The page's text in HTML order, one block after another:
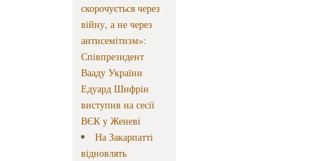
скорочується через
війну, а не через
антисемітизм»:
Співпрезидент
Вааду України
Едуард Шифрін
виступив на сесії
ВЄК у Женеві
На Закарпатті
відновлять